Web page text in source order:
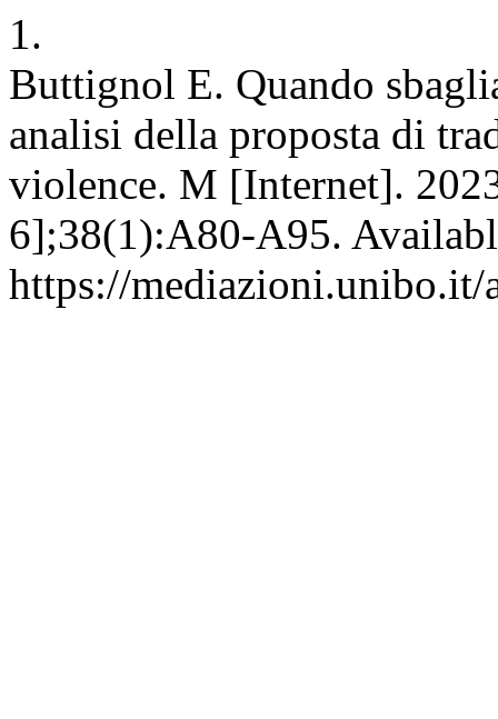
1.
Buttignol E. Quando
analisi della proposta di
violence. M [Internet].
6];38(1):A80-A95.
https://